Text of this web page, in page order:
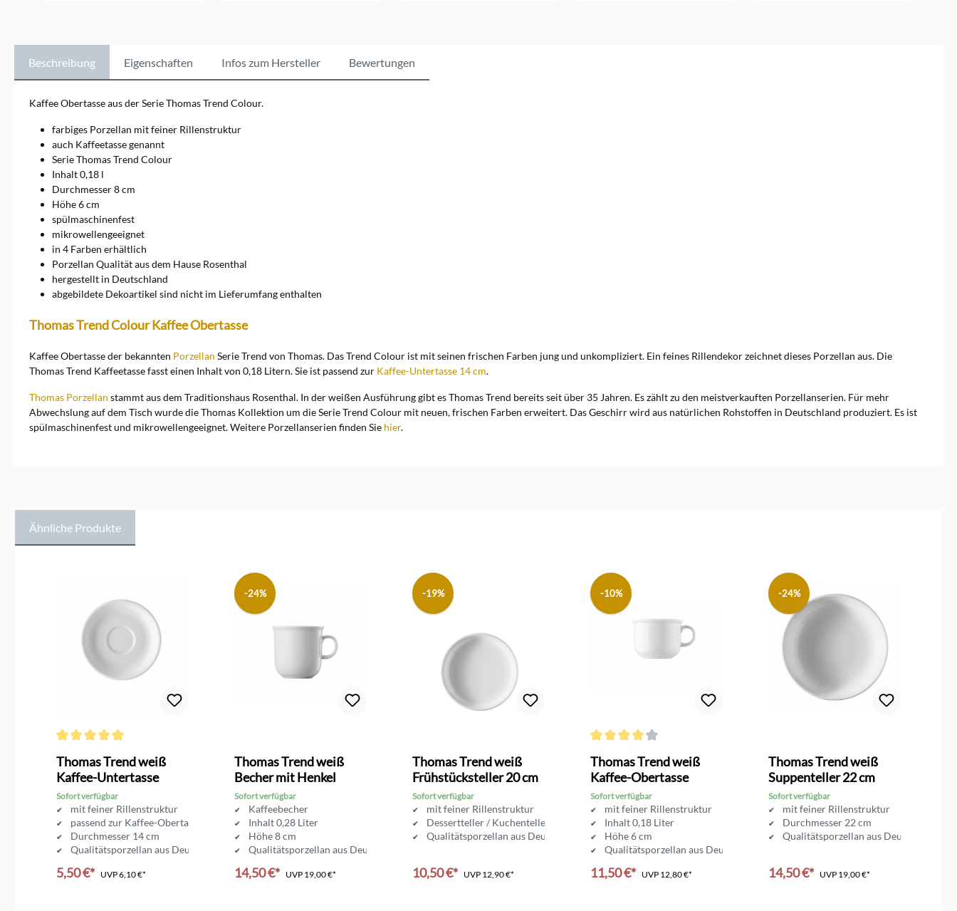
Farben.Markeninformatione
n: Rosenthal GmbH, Philip-
Rosenthal-Platz 1, 95100
Selb, info@rosenthal.de
Beschreibung Eigenschaften Infos zum Hersteller Bewertungen
Kaffee Obertasse aus der Serie Thomas Trend Colour.
farbiges Porzellan mit feiner Rillenstruktur
auch Kaffeetasse genannt
Serie Thomas Trend Colour
Inhalt 0,18 l
Durchmesser 8 cm
Höhe 6 cm
spülmaschinenfest
mikrowellengeeignet
in 4 Farben erhältlich
Porzellan Qualität aus dem Hause Rosenthal
hergestellt in Deutschland
abgebildete Dekoartikel sind nicht im Lieferumfang enthalten
Thomas Trend Colour Kaffee Obertasse
Kaffee Obertasse der bekannten Porzellan Serie Trend von Thomas. Das Trend Colour ist mit seinen frischen Farben jung und unkompliziert. Ein feines Rillendekor zeichnet dieses Porzellan aus. Die
Thomas Trend Kaffeetasse fasst einen Inhalt von 0,18 Litern. Sie ist passend zur Kaffee-Untertasse 14 cm.
Thomas Porzellan stammt aus dem Traditionshaus Rosenthal. In der weißen Ausführung gibt es Thomas Trend bereits seit über 35 Jahren. Es zählt zu den meistverkauften Porzellanserien. Für mehr
Abwechslung auf dem Tisch wurde die Thomas Kollektion um die Serie Trend Colour mit neuen, frischen Farben erweitert. Das Geschirr wird aus natürlichen Rohstoffen in Deutschland produziert. Es ist
spülmaschinenfest und mikrowellengeeignet. Weitere Porzellanserien finden Sie hier.
Ähnliche Produkte
Thomas Trend weiß
Kaffee-Untertasse
Sofort verfügbar
mit feiner Rillenstruktur
passend zur Kaffee-Obertasse
Durchmesser 14 cm
Qualitätsporzellan aus Deutschland
5,50 €* UVP6,10 €*
-24%
Thomas Trend weiß
Becher mit Henkel
Sofort verfügbar
Kaffeebecher
Inhalt 0,28 Liter
Höhe 8 cm
Qualitätsporzellan aus Deutschland
14,50 €* UVP 19,00 €*
-19%
Thomas Trend weiß
Frühstücksteller 20 cm
Sofort verfügbar
mit feiner Rillenstruktur
Dessertteller / Kuchenteller
Qualitätsporzellan aus Deutschland
10,50 €* UVP 12,90 €*
-10%
Thomas Trend weiß
Kaffee-Obertasse
Sofort verfügbar
mit feiner Rillenstruktur
Inhalt 0,18 Liter
Höhe 6 cm
Qualitätsporzellan aus Deutschland
11,50 €* UVP 12,80 €*
-24%
Thomas Trend weiß
Suppenteller 22 cm
Sofort verfügbar
mit feiner Rillenstruktur
Durchmesser 22 cm
Qualitätsporzellan aus Deutschland
14,50 €* UVP 19,00 €*